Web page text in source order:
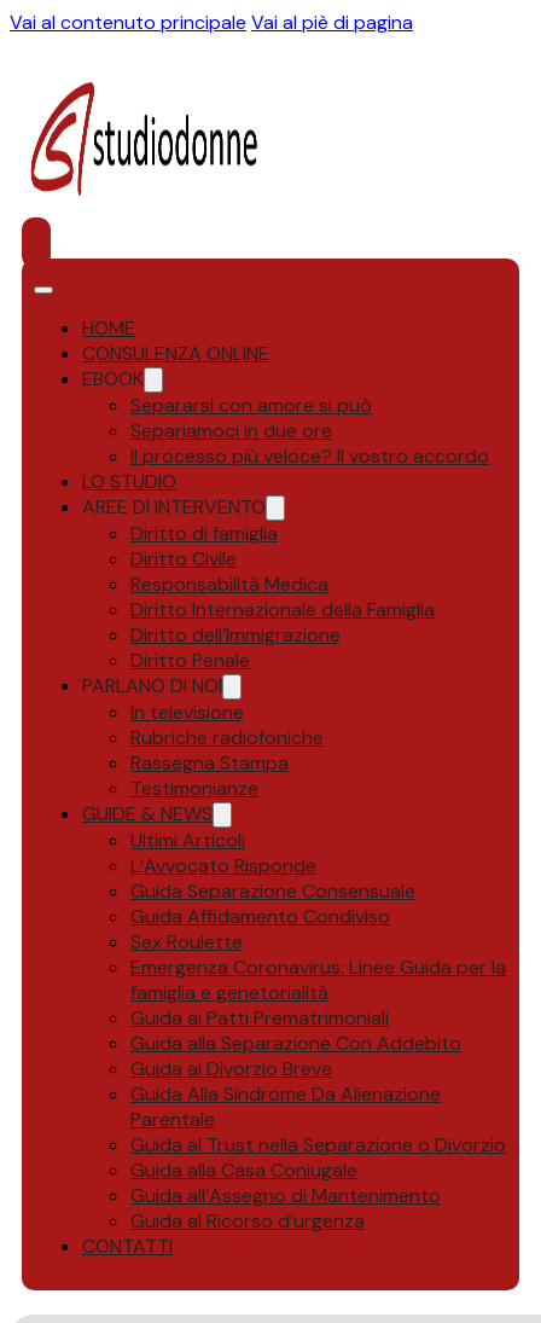
Vai al contenuto principale Vai al piè di pagina
HOME
CONSULENZA ONLINE
EBOOK
Separarsi con amore si può
Separiamoci in due ore
Il processo più veloce? Il vostro accordo
LO STUDIO
AREE DI INTERVENTO
Diritto di famiglia
Diritto Civile
Responsabilità Medica
Diritto Internazionale della Famiglia
Diritto dell’Immigrazione
Diritto Penale
PARLANO DI NOI
In televisione
Rubriche radiofoniche
Rassegna Stampa
Testimonianze
GUIDE & NEWS
Ultimi Articoli
L’Avvocato Risponde
Guida Separazione Consensuale
Guida Affidamento Condiviso
Sex Roulette
Emergenza Coronavirus: Linee Guida per la
famiglia e genetorialità
Guida ai Patti Prematrimoniali
Guida alla Separazione Con Addebito
Guida al Divorzio Breve
Guida Alla Sindrome Da Alienazione
Parentale
Guida al Trust nella Separazione o Divorzio
Guida alla Casa Coniugale
Guida all’Assegno di Mantenimento
Guida al Ricorso d’urgenza
CONTATTI